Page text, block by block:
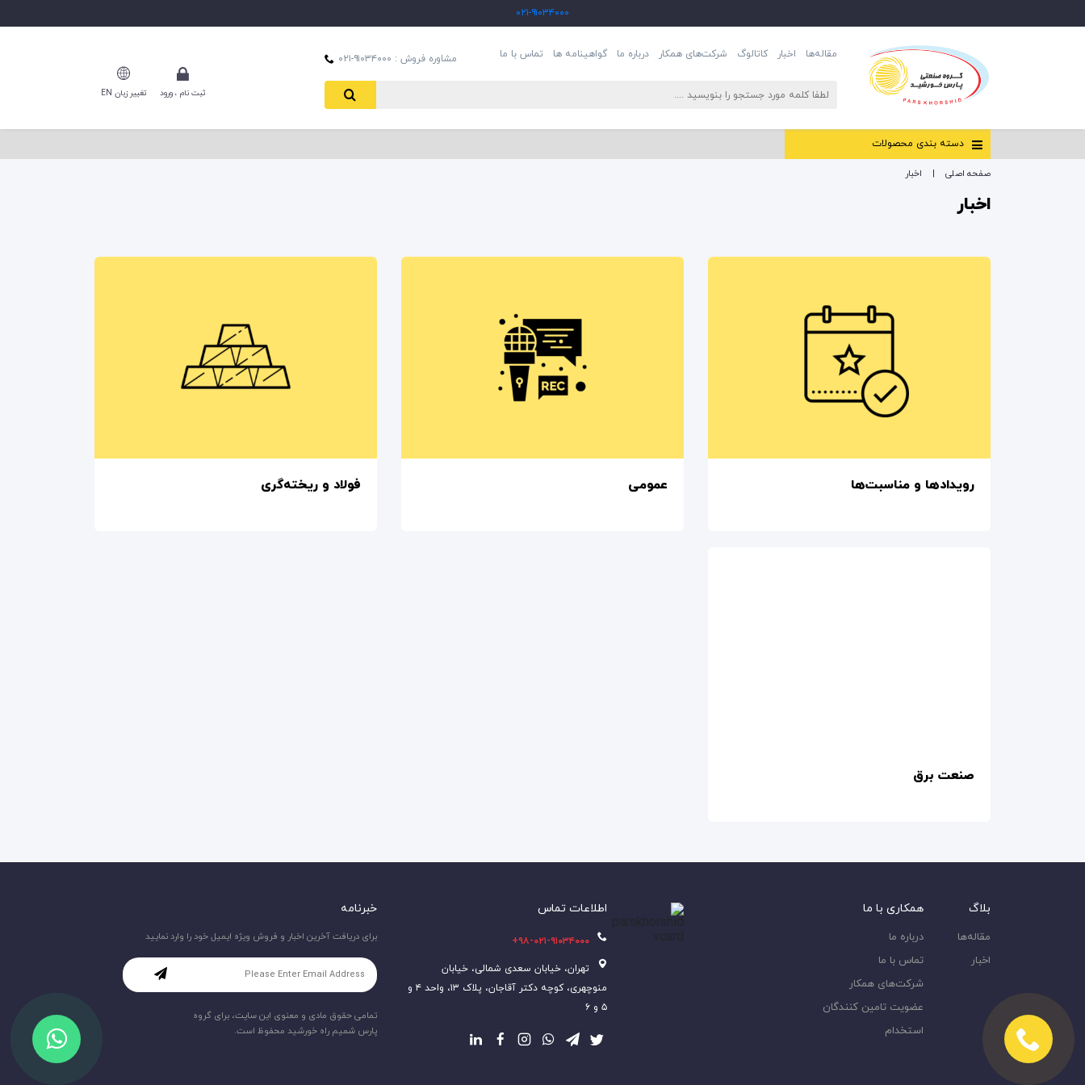
۰۲۱-۹۱۰۳۴۰۰۰
مقاله‌ها اخبار کاتالوگ شرکت‌های همکار درباره ما گواهینامه ها تماس با ما مشاوره فروش : ۹۱۰۳۴۰۰۰-۰۲۱
تغییر زبان EN ثبت نام ، ورود
دسته بندی محصولات
صفحه اصلی اخبار
اخبار
رویدادها و مناسبت‌ها عمومی فولاد و ریخته‌گری
صنعت برق
بلاگ
مقاله‌ها
اخبار
همکاری با ما
درباره ما
تماس با ما
شرکت‌های همکار
عضویت تامین کنندگان
استخدام
اطلاعات تماس
۹۸-۰۲۱-۹۱۰۳۴۰۰۰+
تهران، خیابان سعدی شمالی، خیابان
منوچهری، کوچه دکتر آقاجان، پلاک ۱۳، واحد ۴ و
۵ و ۶
خبرنامه
برای دریافت آخرین اخبار و فروش ویژه ایمیل خود را وارد نمایید
تمامی حقوق مادی و معنوی این سایت، برای گروه
پارس شمیم راه خورشید محفوظ است.